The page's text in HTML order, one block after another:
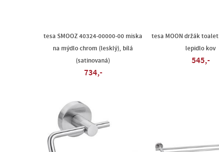
tesa SMOOZ 40324-00000-00 miska
na mýdlo chrom (lesklý), bílá
(satinovaná)
734,-
tesa MOON držák
lepidlo kov
545,-